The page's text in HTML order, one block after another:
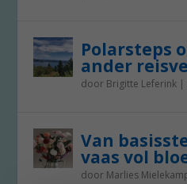
Polarsteps
ander
door Brigitte Leferink |
Van
vaas vol
door Marlies